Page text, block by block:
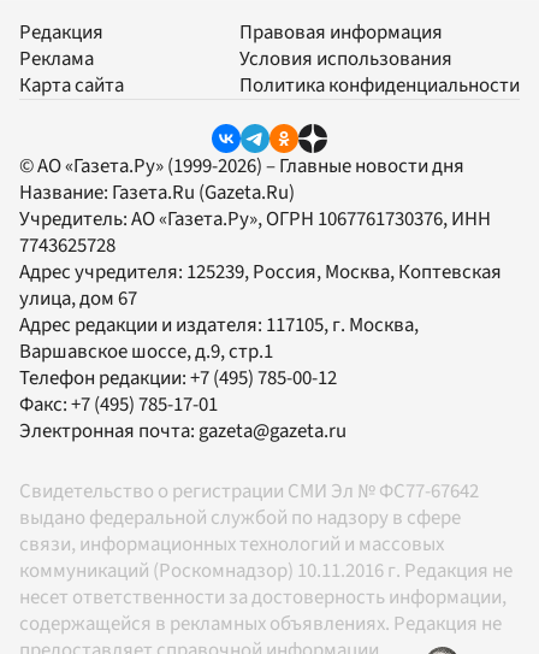
Редакция
Реклама
Карта сайта
Правовая информация
Условия использования
Политика конфиденциальности
© АО «Газета.Ру» (1999-2026) – Главные новости дня
Название: Газета.Ru (Gazeta.Ru)
Учредитель:АО «Газета.Ру», ОГРН 1067761730376, ИНН
7743625728
Адрес учредителя: 125239, Россия, Москва, Коптевская
улица, дом 67
Адрес редакции и издателя: 117105, г. Москва,
Варшавское шоссе, д.9, стр.1
Телефон редакции:+7 (495) 785-00-12
Факс:+7 (495) 785-17-01
Электронная почта: gazeta@gazeta.ru
Свидетельство о регистрации СМИ Эл № ФС77-67642
выдано федеральной службой по надзору в сфере
связи, информационных технологий и массовых
коммуникаций (Роскомнадзор) 10.11.2016 г. Редакция не
несет ответственности за достоверность информации,
содержащейся в рекламных объявлениях. Редакция не